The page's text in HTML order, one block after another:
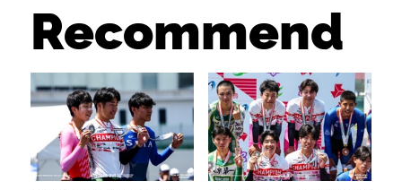
Recommend